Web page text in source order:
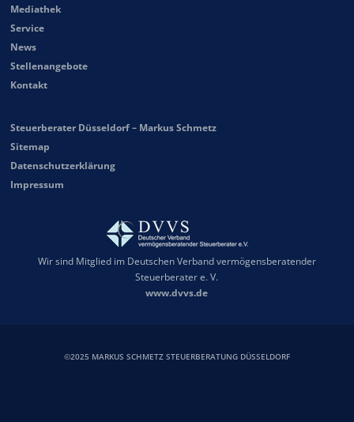
Mediathek
Service
News
Stellenangebote
Kontakt
Steuerberater Düsseldorf – Markus Schmetz
Sitemap
Datenschutzerklärung
Impressum
Wir sind Mitglied im Deutschen Verband vermögensberatender
Steuerberater e. V.
www.dvvs.de
©2025 MARKUS SCHMETZ STEUERBERATUNG DÜSSELDORF